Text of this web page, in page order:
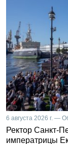
6 августа 2026 г. —
Ректор Санкт-
императрицы